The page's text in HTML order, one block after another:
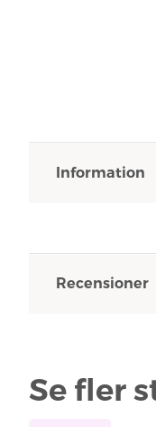
Information
Recensioner
Se fler